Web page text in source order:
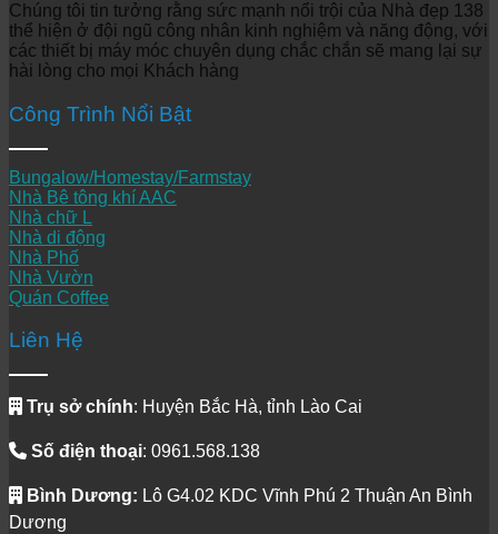
Chúng tôi tin tưởng rằng sức mạnh nổi trội của Nhà đẹp 138
thể hiện ở đội ngũ công nhân kinh nghiệm và năng động, với
các thiết bị máy móc chuyên dụng chắc chắn sẽ mang lại sự
hài lòng cho mọi Khách hàng
Công Trình Nổi Bật
Bungalow/Homestay/Farmstay
Nhà Bê tông khí AAC
Nhà chữ L
Nhà di động
Nhà Phố
Nhà Vườn
Quán Coffee
Liên Hệ
Trụ sở chính: Huyện Bắc Hà, tỉnh Lào Cai
Số điện thoại: 0961.568.138
Bình Dương: Lô G4.02 KDC Vĩnh Phú 2 Thuận An Bình
Dương